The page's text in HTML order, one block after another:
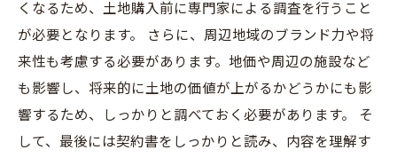
くなるため、土地購入前に専門家による調査を行うこと
が必要となります。 さらに、周辺地域のブランド力や将
来性も考慮する必要があります。地価や周辺の施設など
も影響し、将来的に土地の価値が上がるかどうかにも影
響するため、しっかりと調べておく必要があります。 そ
して、最後には契約書をしっかりと読み、内容を理解す